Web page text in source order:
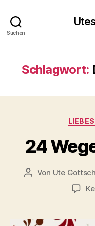
Suchen
Schlagwort:
24
Beitragsautor
Von Ute